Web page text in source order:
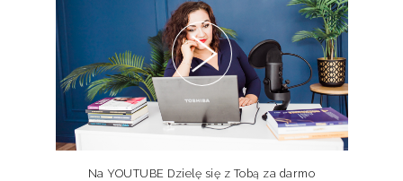
Pakiet 2 książek Doskonale
Niedoskonali TOM I, II
Na YOUTUBE Dzielę się z Tobą za darmo